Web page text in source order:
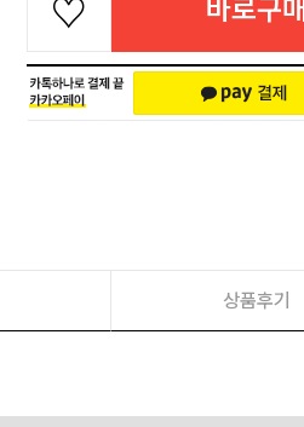
바로구매
상품후기